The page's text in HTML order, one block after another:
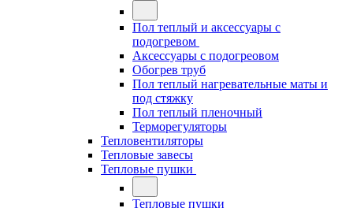
Пол теплый и аксессуары с
подогревом
Аксессуары с подогреовом
Обогрев труб
Пол теплый нагревательные маты и
под стяжку
Пол теплый пленочный
Терморегуляторы
Тепловентиляторы
Тепловые завесы
Тепловые пушки
Тепловые пушки